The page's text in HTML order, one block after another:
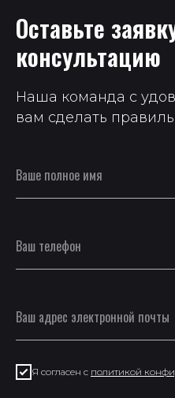
Оставьте
консультацию
Наша команда с
вам сделать
Я согласен с политикой